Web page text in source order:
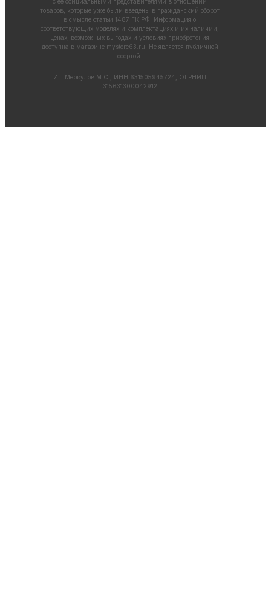
товаров, которые уже были введены в гражданский оборот
в смысле статьи 1487 ГК РФ. Информация о
соответствующих моделях и комплектациях и их наличии,
ценах, возможных выгодах и условиях приобретения
доступна в магазине mystore63.ru . Не является публичной
офертой.
ИП Меркулов М.С., ИНН 631505945724, ОГРНИП
315631300042912